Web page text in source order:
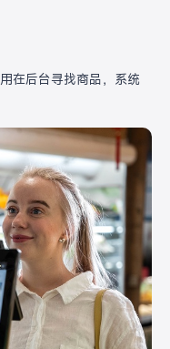
在后台寻找商品，系统